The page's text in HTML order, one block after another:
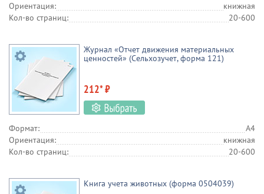
Ориентация:
книжная
Кол-во страниц:
20-600
Журнал «Отчет движения материальных
ценностей» (Сельхозучет, форма 121)
212* ₽
Формат:
А4
Ориентация:
книжная
Кол-во страниц:
20-600
Книга учета животных (форма 0504039)